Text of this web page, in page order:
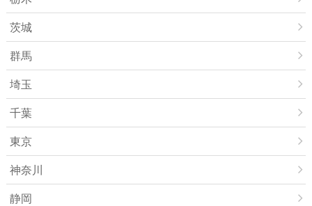
茨城
群馬
埼玉
千葉
東京
神奈川
静岡